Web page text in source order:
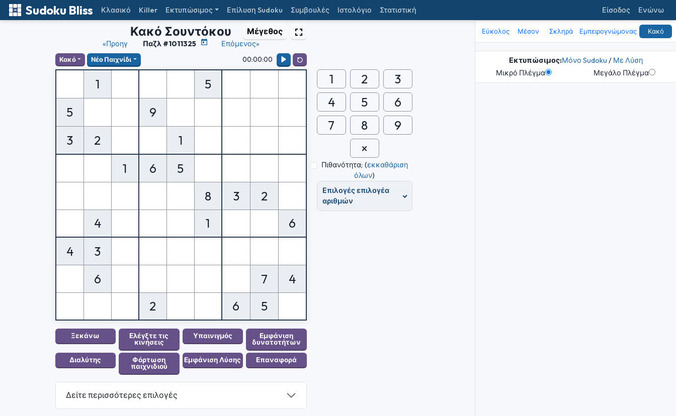
Sudoku Bliss Κλασικό Killer Εκτυπώσιμος Επίλυση Sudoku Συμβουλές Ιστολόγιο Στατιστική Είσοδος Ενώνω
Κακό Σουντόκου Μέγεθος
«Προηγ Παζλ #1011325 Επόμενος»
Κακό Νέο Παιχνίδι 00:00:00
1
5
5
9
3
2
1
1
6
5
8
3
2
4
1
6
4
3
6
7
4
2
6 5
1 2
3
4
5
6
7
8 9
Πιθανότητα; (εκκαθάριση
όλων)
Επιλογές επιλογέα
αριθμών
Δείτε περισσότερες επιλογές
Εύκολος Μέσον Σκληρά Εμπειρογνώμονας Κακό
Εκτυπώσιμος:Μόνο Sudoku / Με Λύση
Μικρό Πλέγμα
Μεγάλο Πλέγμα